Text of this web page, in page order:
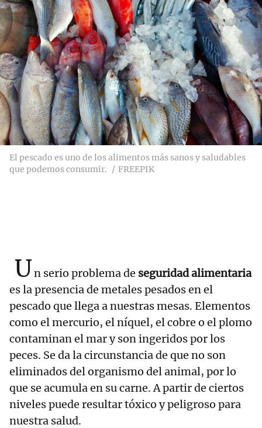
El pescado es uno de los alimentos más sanos y saludables
que podemos consumir.
FREEPIK
Un serio problema de seguridad alimentaria
es la presencia de metales pesados en el
pescado que llega a nuestras mesas. Elementos
como el mercurio, el níquel, el cobre o el plomo
contaminan el mar y son ingeridos por los
peces. Se da la circunstancia de que no son
eliminados del organismo del animal, por lo
que se acumula en su carne. A partir de ciertos
niveles puede resultar tóxico y peligroso para
nuestra salud.